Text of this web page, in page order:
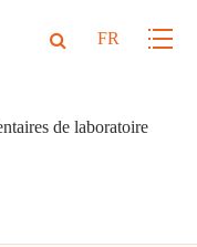
FR
de laboratoire